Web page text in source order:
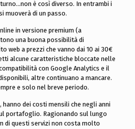
è così diverso. In entrambi i
muoverà di un passo.
in versione premium (a
una buona possibilità di
web a prezzi che vanno dai 10 ai 30€
alcune caratteristiche bloccate nelle
con Google Analytics e il
altre continuano a mancare.
e solo nel breve periodo.
hanno dei costi mensili che negli anni
portafoglio. Ragionando sul lungo
di questi servizi non costa molto